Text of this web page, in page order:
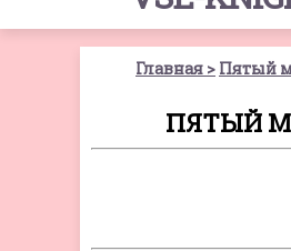
Главная Пятый
ПЯТЫЙ